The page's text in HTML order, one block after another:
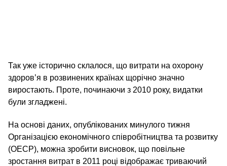
Так уже історично склалося, що витрати на охорону
здоров’я в розвинених країнах щорічно значно
виростають. Проте, починаючи з 2010 року, видатки
були згладжені.
На основі даних, опублікованих минулого тижня
Організацією економічного співробітництва та розвитку
(ОЕСР), можна зробити висновок, що повільне
зростання витрат в 2011 році відображає триваючий